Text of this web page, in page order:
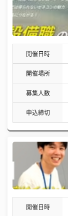
開催日時
開催場所
募集人数
申込締切
開催日時